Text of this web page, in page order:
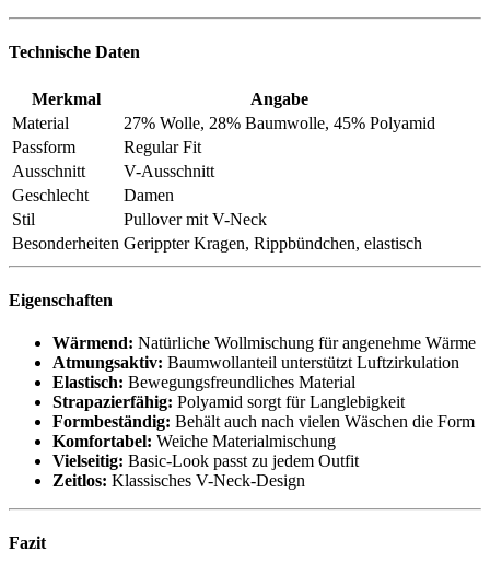
Technische Daten
Merkmal
Angabe
Material
27% Wolle, 28% Baumwolle, 45% Polyamid
Passform
Regular Fit
Ausschnitt
V-Ausschnitt
Geschlecht
Damen
Stil
Pullover mit V-Neck
Besonderheiten Gerippter Kragen, Rippbündchen, elastisch
Eigenschaften
Wärmend: Natürliche Wollmischung für angenehme Wärme
Atmungsaktiv: Baumwollanteil unterstützt Luftzirkulation
Elastisch: Bewegungsfreundliches Material
Strapazierfähig: Polyamid sorgt für Langlebigkeit
Formbeständig: Behält auch nach vielen Wäschen die Form
Komfortabel: Weiche Materialmischung
Vielseitig: Basic-Look passt zu jedem Outfit
Zeitlos: Klassisches V-Neck-Design
Fazit